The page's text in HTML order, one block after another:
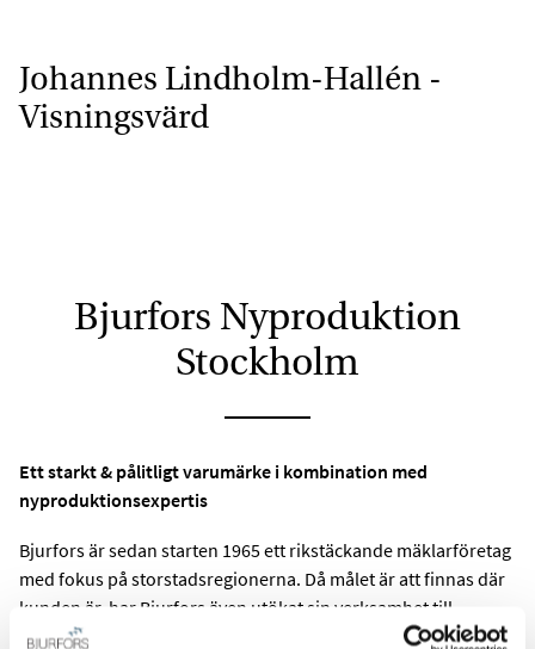
Johannes Lindholm-Hallén -
Visningsvärd
Bjurfors Nyproduktion
Stockholm
Ett starkt & pålitligt varumärke i kombination med
nyproduktionsexpertis
Bjurfors är sedan starten 1965 ett rikstäckande mäklarföretag
med fokus på storstadsregionerna. Då målet är att finnas där
kunden är, har Bjurfors även utökat sin verksamhet till
utlandet och nyproduktion. Bjurfors är idag en av Stockholms